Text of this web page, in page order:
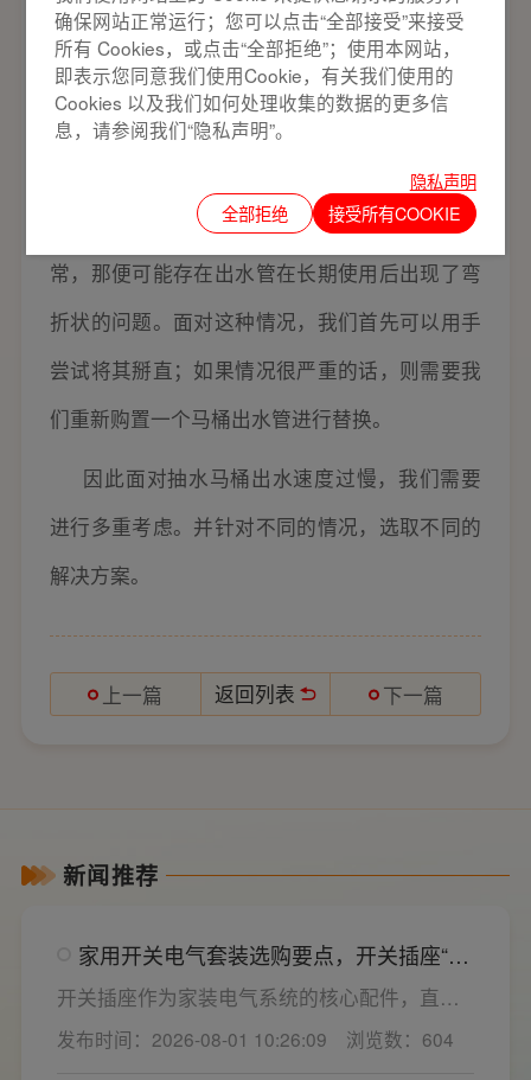
4、出水管太细或出现弯折
出水管的粗细也会间接影响出水量。正常马
桶的出水管都是采用四分的管径，那样才可以保
证正常的马桶供水。假设出水管径过小，那我们
只能挑选停止交换。假如家中的出水量开端正
常，那便可能存在出水管在长期使用后出现了弯
折状的问题。面对这种情况，我们首先可以用手
尝试将其掰直；如果情况很严重的话，则需要我
们重新购置一个马桶出水管进行替换。
因此面对抽水马桶出水速度过慢，我们需要
进行多重考虑。并针对不同的情况，选取不同的
解决方案。
上一篇 返回列表 下一篇
新闻推荐
家用开关电气套装选购要点，开关插座“七
看”甄选技巧
开关插座作为家装电气系统的核心配件，直接
决定居家用电的安全性与实用性，选材好坏影
响着长期居住体验。想要一站式搞定全屋电气
发布时间：2026-08-01 10:26:09 浏览数：604
确保网站正常运行；您可以点击“全部接受”来接受
所有 Cookies，或点击“全部拒绝”；使用本网站，
即表示您同意我们使用Cookie，有关我们使用的
Cookies 以及我们如何处理收集的数据的更多信
息，请参阅我们“隐私声明”。
隐私声明
全部拒绝
接受所有COOKIE